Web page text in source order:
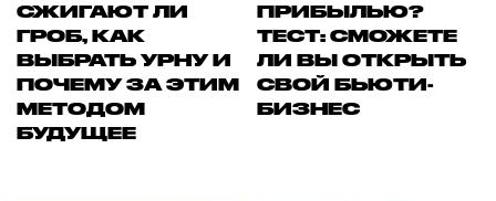
СЖИГАЮТ ЛИ
ГРОБ, КАК
ВЫБРАТЬ УРНУ И
ПОЧЕМУ ЗА ЭТИМ
МЕТОДОМ
БУДУЩЕЕ
ПРИБЫЛЬЮ?
ТЕСТ: СМОЖЕТЕ
ЛИ ВЫ ОТКРЫТЬ
СВОЙ БЬЮТИ-
БИЗНЕС